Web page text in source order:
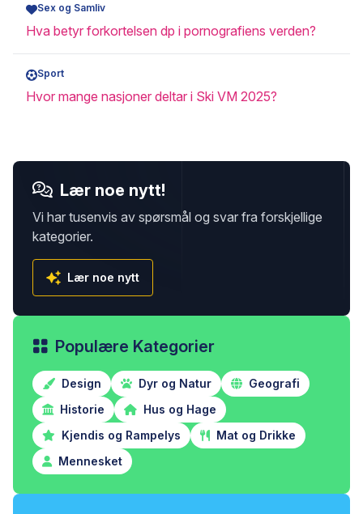
Sex og Samliv
Hva betyr forkortelsen dp i pornografiens verden?
Sport
Hvor mange nasjoner deltar i Ski VM 2025?
Lær noe nytt!
Vi har tusenvis av spørsmål og svar fra forskjellige
kategorier.
Lær noe nytt
Populære Kategorier
Design Dyr og Natur
Geografi
Historie
Hus og Hage
Kjendis og Rampelys
Mat og Drikke
Mennesket